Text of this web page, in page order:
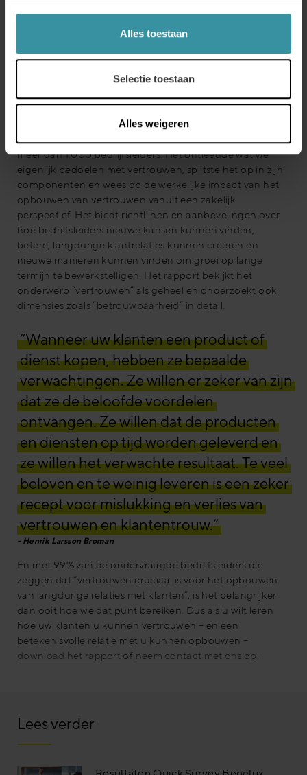
Alles toestaan
Selectie toestaan
Alles weigeren
toekomst concurrerend te blijven. Kortom,
betrouwbaarheid is een kritische, fundamentele
duurzame groei wil realiseren.
Wat nu?
Dit jaar presenteerde Mercuri Research hun jaarlijkse
rapport, gebaseerd op een wereldwijd onderzoek onder
meer dan 1.000 bedrijfsleiders. Het ontleedde wat we
eigenlijk bedoelen met vertrouwen, splitste het op in zijn
componenten en wees op de werkelijke impact van het
opbouwen van vertrouwen vanuit een zakelijk
perspectief. Het biedt richtlijnen en aanbevelingen over
hoe bedrijfsleiders nieuwe kansen kunnen vinden,
betere, langdurige klantrelaties kunnen creëren en
nieuwe manieren kunnen vinden om groei op lange
termijn te bewerkstelligen. Het rapport bekijkt het
onderwerp “vertrouwen” als geheel en onderzoekt ook
dimensies zoals “betrouwbaarheid” in detail.
“Wanneer uw klanten een product of
dienst kopen, hebben ze bepaalde
verwachtingen. Ze willen er zeker van zijn
dat ze de beloofde voordelen
ontvangen. Ze willen dat de producten
en diensten op tijd worden geleverd en
ze willen het verwachte resultaat. Te veel
beloven en te weinig leveren is een zeker
recept voor mislukking en verlies van
vertrouwen en klantentrouw.”
Henrik Larsson Broman
En met 99% van de ondervraagde bedrijfsleiders die
zeggen dat “vertrouwen cruciaal is voor het opbouwen
van langdurige relaties met klanten”, is het belangrijker
dan ooit hoe we dat punt bereiken. Dus als u wilt leren
hoe uw klanten u kunnen vertrouwen – en een
betekenisvolle relatie met u kunnen opbouwen –
download het rapport of neem contact met ons op
Lees verder